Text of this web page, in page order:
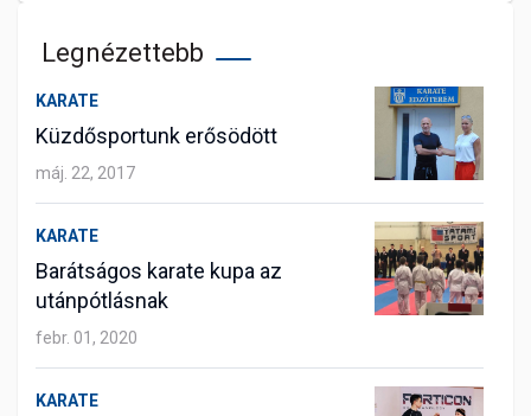
Legnézettebb
KARATE
Küzdősportunk erősödött
máj. 22, 2017
KARATE
Barátságos karate kupa az
utánpótlásnak
febr. 01, 2020
KARATE